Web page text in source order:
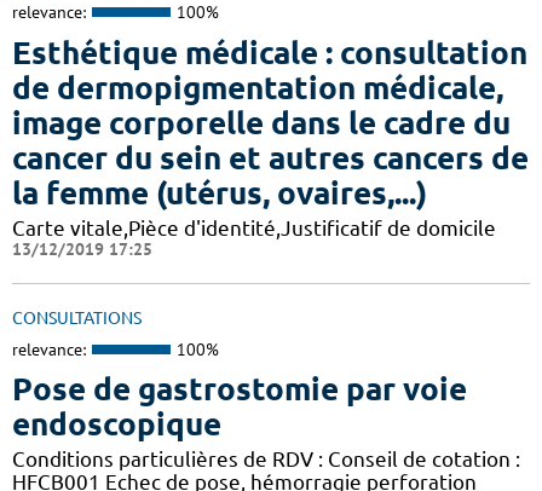
relevance: 100%
Esthétique médicale : consultation
de dermopigmentation médicale,
image corporelle dans le cadre du
cancer du sein et autres cancers de
la femme (utérus, ovaires,...)
Carte vitale,Pièce d'identité,Justificatif de domicile
13/12/2019 17:25
CONSULTATIONS
relevance: 100%
Pose de gastrostomie par voie
endoscopique
Conditions particulières de RDV : Conseil de cotation :
HFCB001 Echec de pose, hémorragie perforation